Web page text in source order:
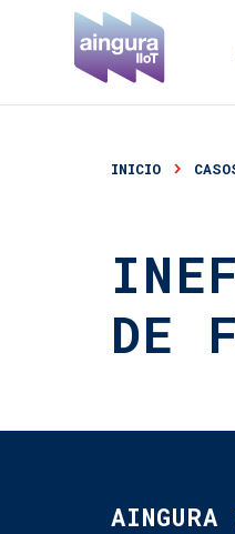
INICIO
DE